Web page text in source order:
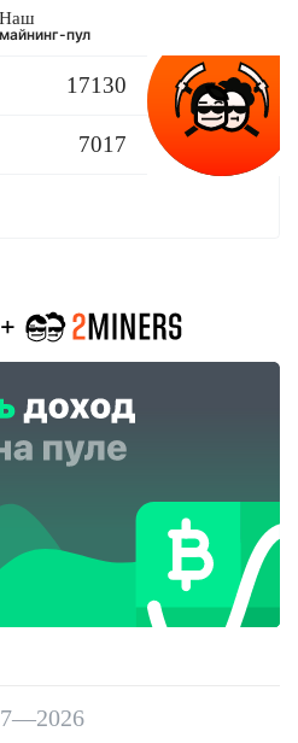
Наш
майнинг-пул
17130
7017